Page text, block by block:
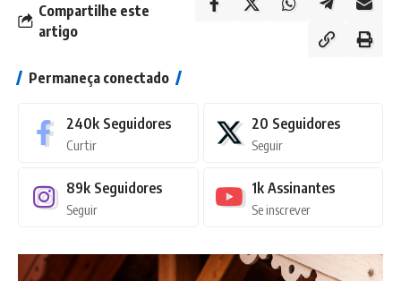
Compartilhe este
artigo
Permaneça conectado
240k Seguidores
Curtir
20 Seguidores
Seguir
89k Seguidores
Seguir
1k Assinantes
Se inscrever